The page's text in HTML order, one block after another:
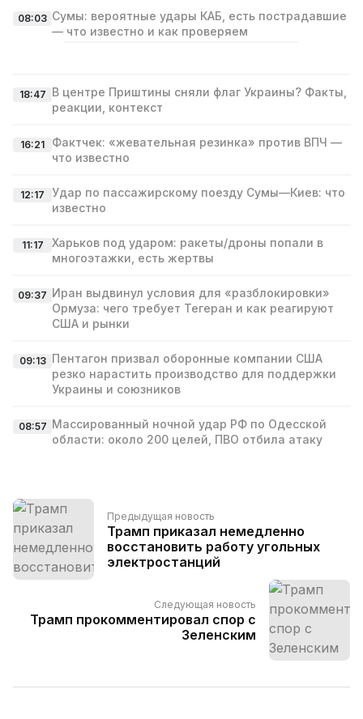
08:03 Сумы: вероятные удары КАБ, есть пострадавшие
— что известно и как проверяем
18:47 В центре Приштины сняли флаг Украины? Факты,
реакции, контекст
16:21
Фактчек: «жевательная резинка» против ВПЧ —
что известно
12:17
Удар по пассажирскому поезду Сумы—Киев: что
известно
11:17
Харьков под ударом: ракеты/дроны попали в
многоэтажки, есть жертвы
09:37 Иран выдвинул условия для «разблокировки»
Ормуза: чего требует Тегеран и как реагируют
США и рынки
09:13 Пентагон призвал оборонные компании США
резко нарастить производство для поддержки
Украины и союзников
08:57 Массированный ночной удар РФ по Одесской
области: около 200 целей, ПВО отбила атаку
Предыдущая новость
Трамп приказал немедленно
восстановить работу угольных
электростанций
Следующая новость
Трамп прокомментировал спор с
Зеленским